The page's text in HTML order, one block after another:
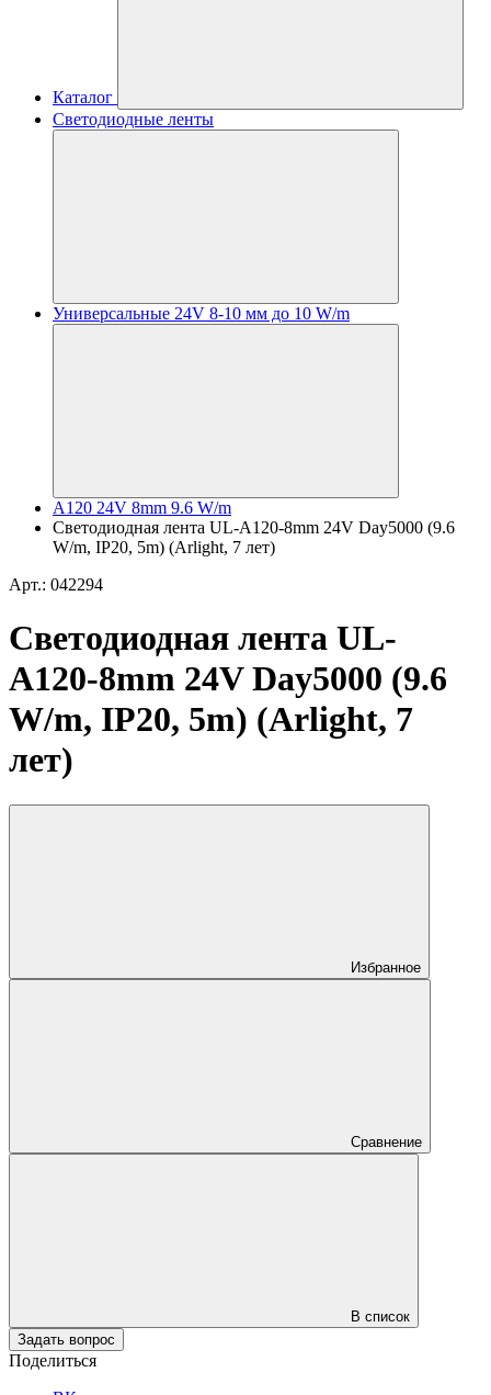
Каталог
Светодиодные ленты
Универсальные 24V 8-10 мм до 10 W/m
A120 24V 8mm 9.6 W/m
Светодиодная лента UL-A120-8mm 24V Day5000 (9.6
W/m, IP20, 5m) (Arlight, 7 лет)
Арт.: 042294
Светодиодная лента UL-
A120-8mm 24V Day5000 (9.6
W/m, IP20, 5m) (Arlight, 7
лет)
Избранное
Сравнение
В список
Задать вопрос
Поделиться